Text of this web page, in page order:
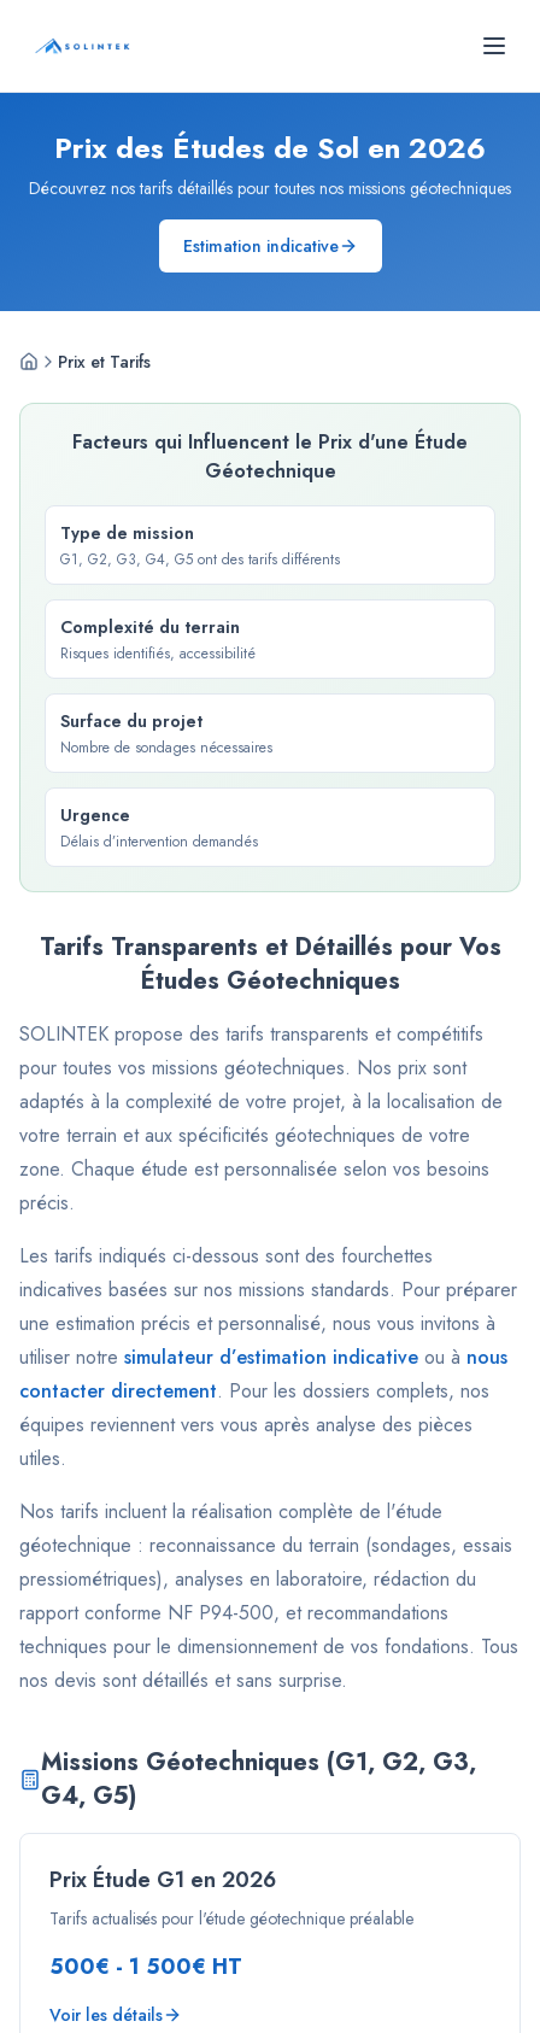
SOLINTEK- Bureau d'études géotechniques
Prix des Études de Sol en 2026
Découvrez nos tarifs détaillés pour toutes nos missions géotechniques
Estimation indicative
Prix et Tarifs
Facteurs qui Influencent le Prix d'une Étude
Géotechnique
Type de mission
G1, G2, G3, G4, G5 ont des tarifs différents
Complexité du terrain
Risques identifiés, accessibilité
Surface du projet
Nombre de sondages nécessaires
Urgence
Délais d’intervention demandés
Tarifs Transparents et Détaillés pour Vos
Études Géotechniques
SOLINTEK propose des tarifs transparents et compétitifs
pour toutes vos missions géotechniques. Nos prix sont
adaptés à la complexité de votre projet, à la localisation de
votre terrain et aux spécificités géotechniques de votre
zone. Chaque étude est personnalisée selon vos besoins
précis.
Les tarifs indiqués ci-dessous sont des fourchettes
indicatives basées sur nos missions standards. Pour préparer
une estimation précis et personnalisé, nous vous invitons à
utiliser notre simulateur d’estimation indicative ou à nous
contacter directement. Pour les dossiers complets, nos
équipes reviennent vers vous après analyse des pièces
utiles.
Nos tarifs incluent la réalisation complète de l'étude
géotechnique : reconnaissance du terrain (sondages, essais
pressiométriques), analyses en laboratoire, rédaction du
rapport conforme NF P94-500, et recommandations
techniques pour le dimensionnement de vos fondations. Tous
nos devis sont détaillés et sans surprise.
Missions Géotechniques (G1, G2, G3,
G4, G5)
Prix Étude G1 en 2026
Tarifs actualisés pour l'étude géotechnique préalable
500€ - 1 500€ HT
Voir les détails